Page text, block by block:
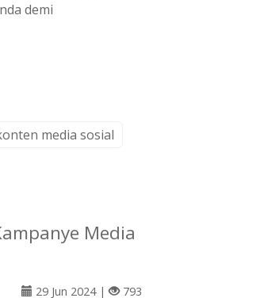
demi
media sosial
Media
29 Jun 2024 | 793